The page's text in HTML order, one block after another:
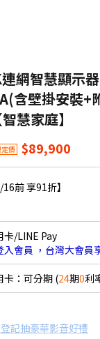
網智慧顯示器
含壁掛安裝+
慧家庭】
價 $89,900
16前 享91折】
卡/LINE Pay
入會員 ，台灣大會員
卡：可分期 (24期0利
利率，請以購物車顯
記抽豪華影音好禮